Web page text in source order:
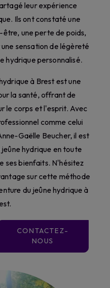
leur expérience
Ils ont constaté une
une perte de poids,
sensation de légèreté
hydrique personnalisé.
à Brest est une
la santé, offrant de
le corps et l'esprit. Avec
comme celui
Gaëlle Beucher, il est
hydrique en toute
ses bienfaits. N'hésitez
sur cette méthode
du jeûne hydrique à
CONTACTEZ-
NOUS